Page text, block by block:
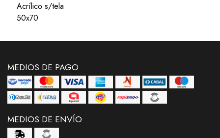
Acrílico s/tela
50x70
MEDIOS DE PAGO
MEDIOS DE ENVÍO